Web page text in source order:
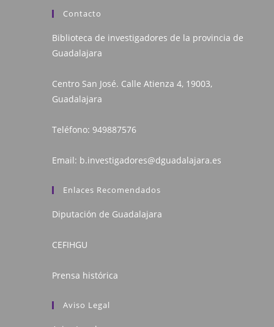
Contacto
Biblioteca de investigadores de la provincia de
Guadalajara
Centro San José. Calle Atienza 4, 19003,
Guadalajara
Teléfono: 949887576
Email: b.investigadores@dguadalajara.es
Enlaces Recomendados
Diputación de Guadalajara
CEFIHGU
Prensa histórica
Aviso Legal